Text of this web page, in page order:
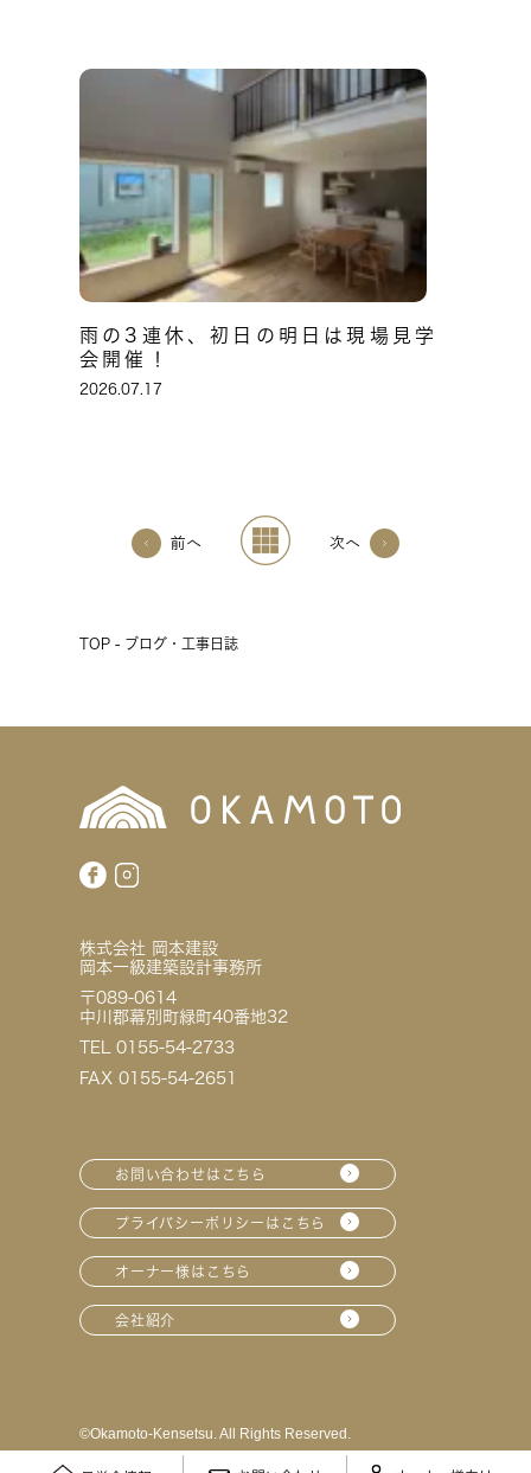
雨の3連休、初日の明日は現場見学
会開催！
2026.07.17
前へ 次へ
TOP - ブログ・工事日誌
株式会社 岡本建設
岡本一級建築設計事務所
〒089-0614
中川郡幕別町緑町40番地32
TEL 0155-54-2733
FAX 0155-54-2651
お問い合わせはこちら
プライバシーポリシーはこちら
オーナー様はこちら
会社紹介
©︎Okamoto-Kensetsu. All Rights Reserved.